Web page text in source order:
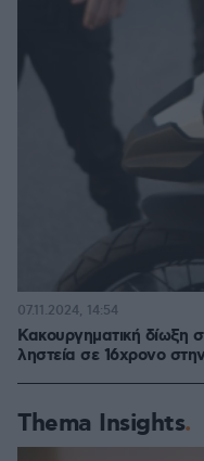
Κακουργηματική δίωξη
ληστεία σε 16χρονο
07.11.2024, 14:54
Thema Insights